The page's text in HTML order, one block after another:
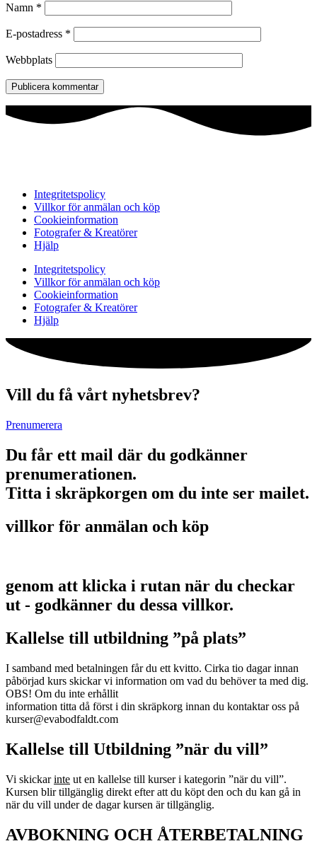
Namn *
E-postadress *
Webbplats
Integritetspolicy
Villkor för anmälan och köp
Cookieinformation
Fotografer & Kreatörer
Hjälp
Integritetspolicy
Villkor för anmälan och köp
Cookieinformation
Fotografer & Kreatörer
Hjälp
Vill du få vårt nyhetsbrev?
Prenumerera
Du får ett mail där du godkänner
prenumerationen.
Titta i skräpkorgen om du inte ser mailet.
villkor för anmälan och köp
genom att klicka i rutan när du checkar
ut - godkänner du dessa villkor.
Kallelse till utbildning ”på plats”
I samband med betalningen får du ett kvitto. Cirka tio dagar innan
påbörjad kurs skickar vi information om vad du behöver ta med dig.
OBS! Om du inte erhållit
information titta då först i din skräpkorg innan du kontaktar oss på
kurser@evabodfaldt.com
Kallelse till Utbildning ”när du vill”
Vi skickarinte ut en kallelse till kurser i kategorin ”när du vill”.
Kursen blir tillgänglig direkt efter att du köpt den och du kan gå in
när du vill under de dagar kursen är tillgänglig.
AVBOKNING OCH ÅTERBETALNING